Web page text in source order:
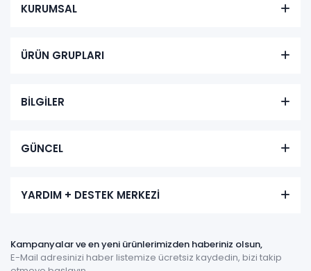
KURUMSAL
ÜRÜN GRUPLARI
BİLGİLER
GÜNCEL
YARDIM + DESTEK MERKEZİ
Kampanyalar ve en yeni ürünlerimizden haberiniz olsun,
E-Mail adresinizi haber listemize ücretsiz kaydedin, bizi takip